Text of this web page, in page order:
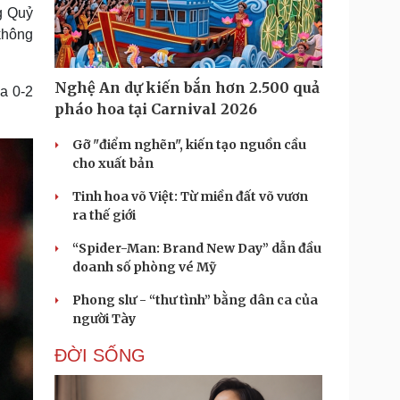
nghiệp 24h
nhân
Vì cộng đồng
Tin Công nghệ
Trải nghiệm
Chuyển đổi số
lịch
Tour
Podcast
Đọc truyện đêm khuya
Hạt giống tâm hồn
Quỷ
0-2
Nghệ An dự kiến bắn hơn 2.500 quả
pháo hoa tại Carnival 2026
Gỡ "điểm nghẽn", kiến tạo nguồn cầu
cho xuất bản
Tinh hoa võ Việt: Từ miền đất võ vươn
ra thế giới
“Spider-Man: Brand New Day” dẫn đầu
doanh số phòng vé Mỹ
Phong slư - “thư tình” bằng dân ca của
người Tày
ĐỜI SỐNG